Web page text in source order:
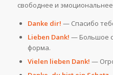
свободнее и
Danke dir! — Спасибо
Lieben Dank! — Большое
форма.
Vielen lieben Dank! —